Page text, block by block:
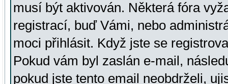
musí být aktivován. Některá fóra
registrací, buď Vámi, nebo
moci přihlásit. Když jste se
Pokud vám byl zaslán e-mail,
pokud jste tento email neobdrželi,